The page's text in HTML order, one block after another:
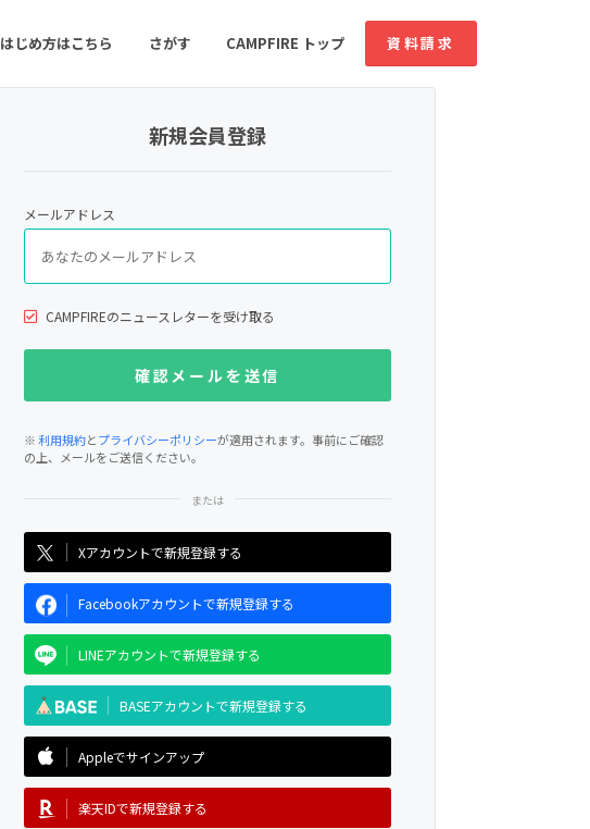
はじめ方はこちら さがす CAMPFIRE トップ 資料請求
ゲーム・サービス開発
書籍・雑誌出版 アニメ・漫画
ソーシャルグッド ビューティー・ヘルスケア
新規会員登録
メールアドレス
CAMPFIREのニュースレターを受け取る
※利用規約とプライバシーポリシーが適用されます。事前にご確認
の上、メールをご送信ください。
Xアカウントで新規登録する
Facebookアカウントで新規登録する
LINEアカウントで新規登録する
BASEアカウントで新規登録する
Appleでサインアップ
楽天IDで新規登録する